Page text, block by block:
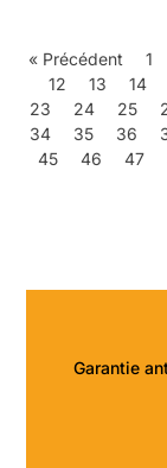
« Précédent 1
12
13 14
23
24 25
34
35 36
45
46 47
Garantie